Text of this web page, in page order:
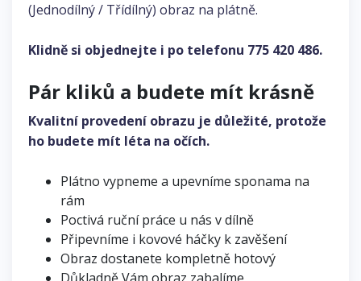
(Jednodílný / Třídílný) obraz na plátně.
Klidně si objednejte i po telefonu 775 420 486.
Pár kliků a budete mít krásně
Kvalitní provedení obrazu je důležité, protože
ho budete mít léta na očích.
Plátno vypneme a upevníme sponama na
rám
Poctivá ruční práce u nás v dílně
Připevníme i kovové háčky k zavěšení
Obraz dostanete kompletně hotový